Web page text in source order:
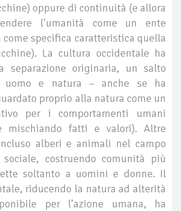
oppure di continuità (e allora
l’umanità come un ente
come specifica caratteristica quella
La cultura occidentale ha
separazione originaria, un salto
uomo e natura – anche se ha
proprio alla natura come un
per i comportamenti umani
mischiando fatti e valori). Altre
alberi e animali nel campo
sociale, costruendo comunità più
soltanto a uomini e donne. Il
riducendo la natura ad alterità
per l’azione umana, ha